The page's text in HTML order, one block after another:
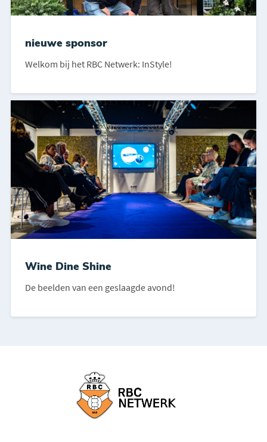
nieuwe sponsor
Welkom bij het RBC Netwerk: InStyle!
Wine Dine Shine
De beelden van een geslaagde avond!